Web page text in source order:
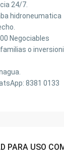
24/7.
hidroneumatica
Negociables
o
8381 0133
PARA USO